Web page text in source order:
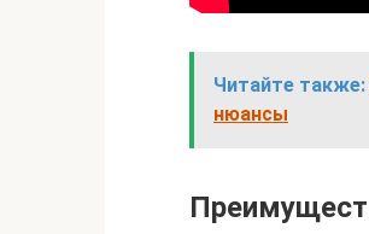
Читайте также:
нюансы